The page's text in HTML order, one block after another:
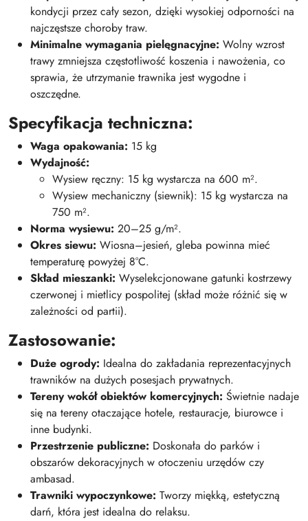
kondycji przez cały sezon, dzięki wysokiej odporności na
najczęstsze choroby traw.
Minimalne wymagania pielęgnacyjne: Wolny wzrost
trawy zmniejsza częstotliwość koszenia i nawożenia, co
sprawia, że utrzymanie trawnika jest wygodne i
oszczędne.
Specyfikacja techniczna:
Waga opakowania: 15 kg
Wydajność:
Wysiew ręczny: 15 kg wystarcza na 600 m².
Wysiew mechaniczny (siewnik): 15 kg wystarcza na
750 m².
Norma wysiewu: 20–25 g/m².
Okres siewu: Wiosna–jesień, gleba powinna mieć
temperaturę powyżej 8°C.
Skład mieszanki: Wyselekcjonowane gatunki kostrzewy
czerwonej i mietlicy pospolitej (skład może różnić się w
zależności od partii).
Zastosowanie:
Duże ogrody: Idealna do zakładania reprezentacyjnych
trawników na dużych posesjach prywatnych.
Tereny wokół obiektów komercyjnych: Świetnie nadaje
się na tereny otaczające hotele, restauracje, biurowce i
inne budynki.
Przestrzenie publiczne: Doskonała do parków i
obszarów dekoracyjnych w otoczeniu urzędów czy
ambasad.
Trawniki wypoczynkowe: Tworzy miękką, estetyczną
darń, która jest idealna do relaksu.